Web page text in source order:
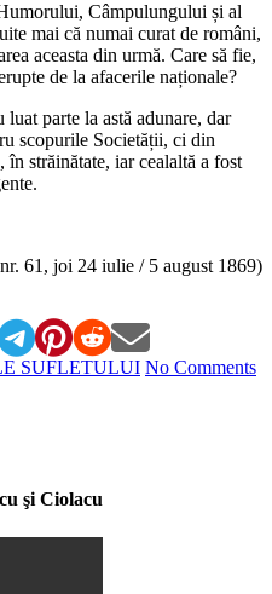
Câmpulungului și al
mai că numai curat de români,
aceasta din urmă. Care să fie,
de la afacerile naționale?
parte la astă adunare, dar
scopurile Societății, ci din
în străinătate, iar cealaltă a fost
61, joi 24 iulie / 5 august 1869)
SUFLETULUI No Comments
şi Ciolacu